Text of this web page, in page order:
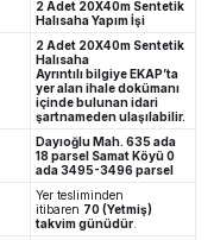
2 Adet 20X40m Sentetik
Halısaha Yapım İşi
2 Adet 20X40m Sentetik
Halısaha
Ayrıntılı bilgiye EKAP’ta
yer alan ihale dokümanı
içinde bulunan idari
şartnameden ulaşılabilir.
Dayıoğlu Mah. 635 ada
18 parsel Samat Köyü 0
ada 3495-3496 parsel
Yer tesliminden
itibaren 70 (Yetmiş)
takvim günüdür